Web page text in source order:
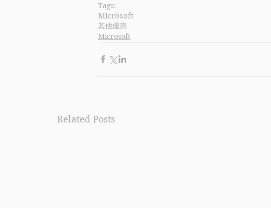
Tags:
Microsoft
其他優惠
Microsoft
Related Posts